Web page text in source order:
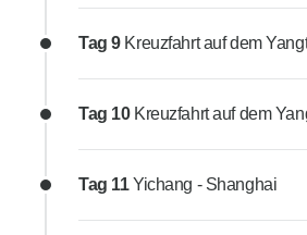
Tag 9 Kreuzfahrt auf dem
Tag 10 Kreuzfahrt auf dem
Tag 11Yichang - Shanghai